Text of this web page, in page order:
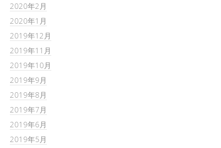
2020年2月
2020年1月
2019年12月
2019年11月
2019年10月
2019年9月
2019年8月
2019年7月
2019年6月
2019年5月